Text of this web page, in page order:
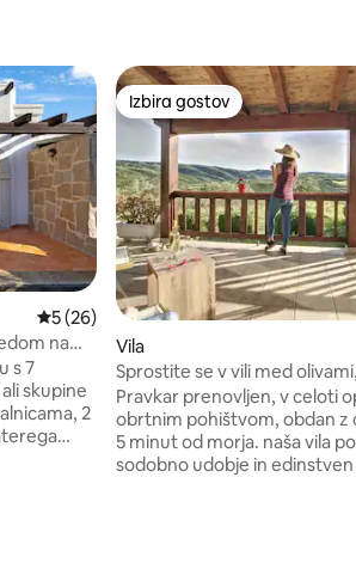
značko »Izbira gostov«
Povprečna ocena: 5 od 5, št. mnenj: 26
5 (26)
na
s 7
skupine
2
Izbira gostov
Izbira gostov
Vila
Sprostite se v vili med
zasebnim jacuzzijem
Pravkar prenovljen, v celoti
obrtnim pohištvom, obdan z
5 minut od morja. naša vila
sodobno udobje in